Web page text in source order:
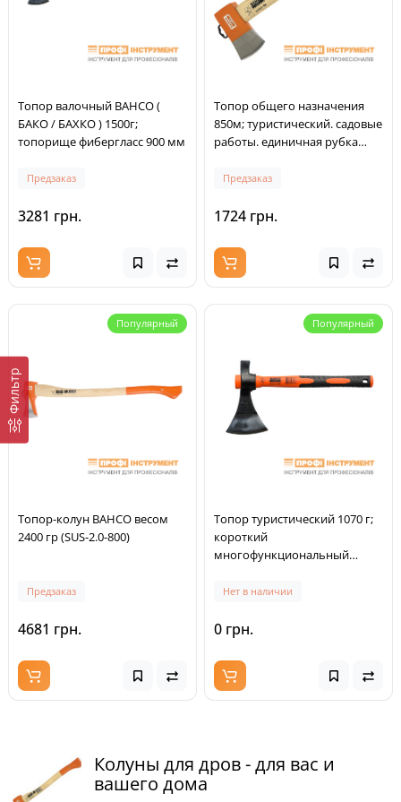
Фильтр
Топор валочный BAHCO (
БАКО / БАХКО ) 1500г;
топорище фибергласс 900 мм
Предзаказ
3281 грн.
Топор общего назначения
850м; туристический. садовые
работы. единичная рубка
Предзаказ
1724 грн.
Популярный
Топор-колун BAHCO весом
2400 гр (SUS-2.0-800)
Предзаказ
4681 грн.
Популярный
Топор туристический 1070 г;
короткий
многофункциональный
трехкомпонентное топорище
Нет в наличии
0 грн.
Колуны для дров - для вас и
вашего дома